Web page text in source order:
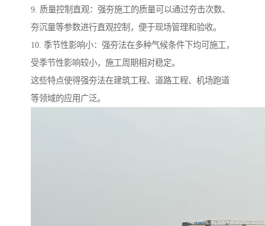
9. 质量控制直观：强夯施工的质量可以通过夯击次数、
夯沉量等参数进行直观控制，便于现场管理和验收。
10. 季节性影响小：强夯法在多种气候条件下均可施工，
受季节性影响较小，施工周期相对稳定。
这些特点使得强夯法在建筑工程、道路工程、机场跑道
等领域的应用广泛。